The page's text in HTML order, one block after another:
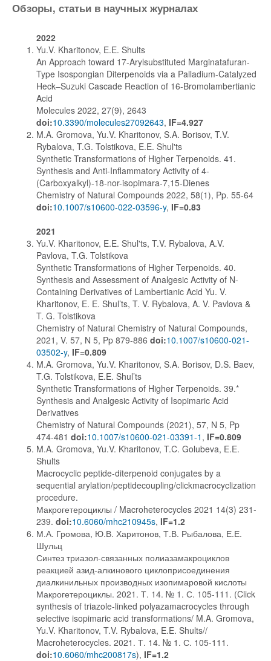
Обзоры, статьи в научных журналах
2022
Yu.V. Kharitonov, E.E. Shults
An Approach toward 17-Arylsubstituted Marginatafuran-
Type Isospongian Diterpenoids via a Palladium-Catalyzed
Heck–Suzuki Cascade Reaction of 16-Bromolambertianic
Acid
Molecules 2022, 27(9), 2643
doi:10.3390/molecules27092643, IF=4.927
M.A. Gromova, Yu.V. Kharitonov, S.A. Borisov, T.V.
Rybalova, T.G. Tolstikova, E.E. Shul'ts
Synthetic Transformations of Higher Terpenoids. 41.
Synthesis and Anti-Inflammatory Activity of 4-
(Carboxyalkyl)-18-nor-isopimara-7,15-Dienes
Chemistry of Natural Compounds 2022, 58(1), Pp. 55-64
doi:10.1007/s10600-022-03596-y, IF=0.83
2021
Yu.V. Kharitonov, E.E. Shul'ts, T.V. Rybalova, A.V.
Pavlova, T.G. Tolstikova
Synthetic Transformations of Higher Terpenoids. 40.
Synthesis and Assessment of Analgesic Activity of N-
Containing Derivatives of Lambertianic Acid Yu. V.
Kharitonov, E. E. Shul’ts, T. V. Rybalova, A. V. Pavlova &
T. G. Tolstikova
Chemistry of Natural Chemistry of Natural Compounds,
2021, V. 57, N 5, Pp 879-886 doi:10.1007/s10600-021-
03502-y, IF=0.809
M.A. Gromova, Yu.V. Kharitonov, S.A. Borisov, D.S. Baev,
T.G. Tolstikova, E.E. Shul’ts
Synthetic Transformations of Higher Terpenoids. 39.*
Synthesis and Analgesic Activity of Isopimaric Acid
Derivatives
Chemistry of Natural Compounds (2021), 57, N 5, Pp
474-481 doi:10.1007/s10600-021-03391-1 , IF=0.809
M.A. Gromova, Yu.V. Kharitonov, T.C. Golubeva, E.E.
Shults
Macrocyclic peptide-diterpenoid conjugates by a
sequential arylation/peptidecoupling/clickmacrocyclization
procedure.
Макрогетероциклы / Macroheterocycles 2021 14(3) 231-
239. doi:10.6060/mhc210945s, IF=1.2
М.А. Громова, Ю.В. Харитонов, Т.В. Рыбалова, Е.Е.
Шульц
Синтез триазол-связанных полиазамакроциклов
реакцией азид-алкинового циклоприсоединения
диалкинильных производных изопимаровой кислоты
Макрогетероциклы. 2021. Т. 14. № 1. С. 105-111. (Click
synthesis of triazole-linked polyazamacrocycles through
selective isopimaric acid transformations/ M.A. Gromova,
Yu.V. Kharitonov, T.V. Rybalova, E.E. Shults//
Macroheterocycles. 2021. Т. 14. № 1. С. 105-111.
doi:10.6060/mhc200817s), IF=1.2